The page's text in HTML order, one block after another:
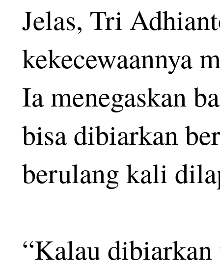
Jelas, Tri
kekecewaannya
Ia menegaskan
bisa dibiarkan
berulang kali
“Kalau